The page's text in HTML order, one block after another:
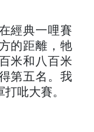
經典一哩賽
的距離，牠
米和八百米
第五名。我
吡大賽。